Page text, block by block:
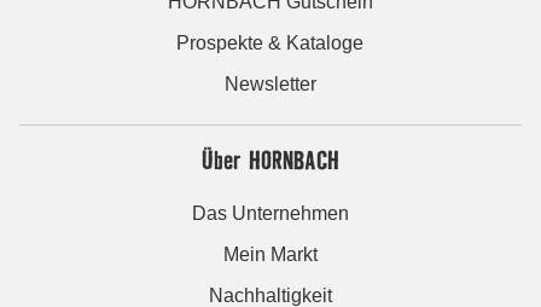
Prospekte & Kataloge
Newsletter
Über HORNBACH
Das Unternehmen
Mein Markt
Nachhaltigkeit